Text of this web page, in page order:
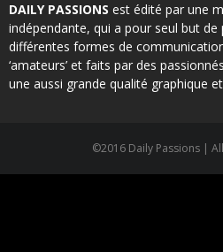
DAILY PASSIONS est édité par une
indépendante, qui a pour seul but
différentes formes de
‘amateurs’ et faits par des
une aussi grande qualité graphique
©2016 Daily Passions |